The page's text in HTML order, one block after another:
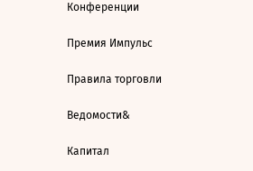
Конференции
Премия Импульс
Правила торговли
Ведомости&
Капитал